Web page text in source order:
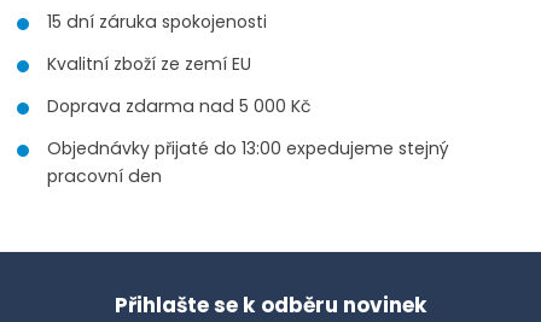
15 dní záruka spokojenosti
Kvalitní zboží ze zemí EU
Doprava zdarma nad 5 000 Kč
Objednávky přijaté do 13:00 expedujeme stejný
pracovní den
Přihlašte se k odběru novinek